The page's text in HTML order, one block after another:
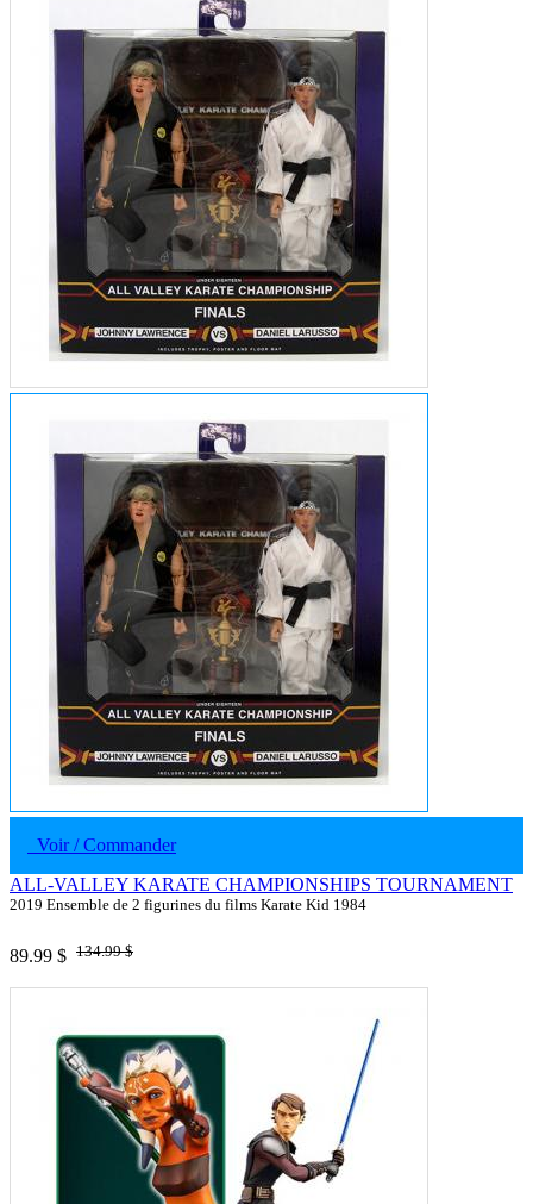
Voir / Commander
ALL-VALLEY KARATE CHAMPIONSHIPS TOURNAMENT
2019 Ensemble de 2 figurines du films Karate Kid 1984
89.99 $ 134.99 $